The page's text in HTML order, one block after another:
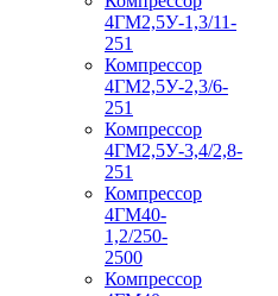
4ГМ2,5У-1,3/11-
251
Компрессор
4ГМ2,5У-2,3/6-
251
Компрессор
4ГМ2,5У-3,4/2,8-
251
Компрессор
4ГМ40-
1,2/250-
2500
Компрессор